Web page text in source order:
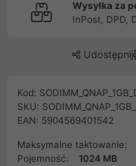
Wysyłka za
InPost, DPD,
Udostępnij
Kod:
SKU:
EAN: 5904569401542
Maksymalne taktowanie:
Pojemność:
1024 MB